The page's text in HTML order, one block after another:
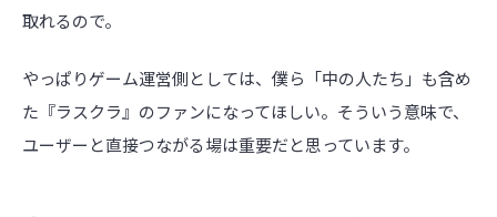
取れるので。
やっぱりゲーム運営側としては、僕ら「中の人たち」も含め
た『ラスクラ』のファンになってほしい。そういう意味で、
ユーザーと直接つながる場は重要だと思っています。